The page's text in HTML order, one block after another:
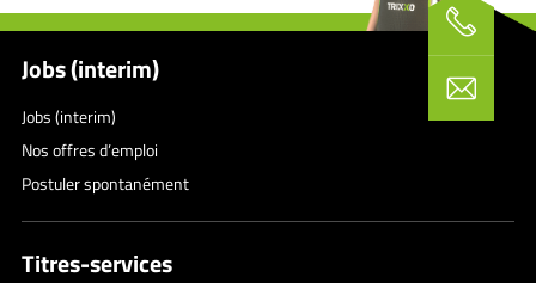
Jobs (interim)
Jobs (interim)
Nos offres d’emploi
Postuler spontanément
Titres-services